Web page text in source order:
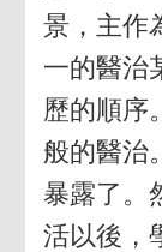
景，主作
一的醫治
歷的順序
般的醫治
暴露了。
活以後，